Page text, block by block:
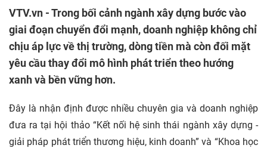
VTV.vn - Trong bối cảnh ngành xây dựng bước vào
giai đoạn chuyển đổi mạnh, doanh nghiệp không chỉ
chịu áp lực về thị trường, dòng tiền mà còn đối mặt
yêu cầu thay đổi mô hình phát triển theo hướng
xanh và bền vững hơn.
Đây là nhận định được nhiều chuyên gia và doanh nghiệp
đưa ra tại hội thảo “Kết nối hệ sinh thái ngành xây dựng -
giải pháp phát triển thương hiệu, kinh doanh” và “Khoa học